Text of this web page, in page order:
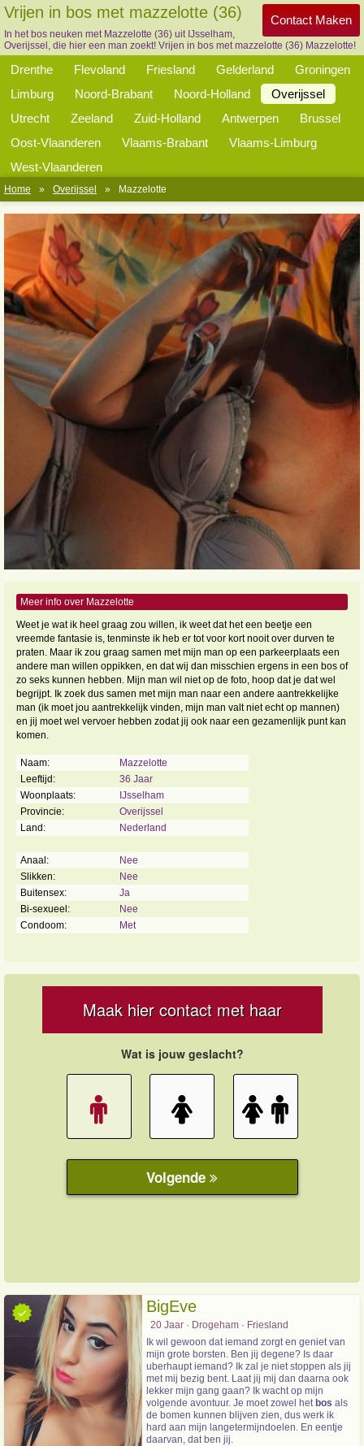
Contact Maken
Vrijen in bos met mazzelotte (36)
In het bos neuken met Mazzelotte (36) uit IJsselham,
Overijssel, die hier een man zoekt! Vrijen in bos met mazzelotte (36) Mazzelotte!
Drenthe Flevoland Friesland Gelderland
Groningen
Limburg
Noord-Brabant Noord-Holland
Overijssel
Utrecht
Zeeland Zuid-Holland Antwerpen
Brussel
Oost-Vlaanderen
Vlaams-Brabant
Vlaams-Limburg
West-Vlaanderen
Home » Overijssel » Mazzelotte
Meer info over Mazzelotte
Weet je wat ik heel graag zou willen, ik weet dat het een beetje een
vreemde fantasie is, tenminste ik heb er tot voor kort nooit over durven te
praten. Maar ik zou graag samen met mijn man op een parkeerplaats een
andere man willen oppikken, en dat wij dan misschien ergens in een bos of
zo seks kunnen hebben. Mijn man wil niet op de foto, hoop dat je dat wel
begrijpt. Ik zoek dus samen met mijn man naar een andere aantrekkelijke
man (ik moet jou aantrekkelijk vinden, mijn man valt niet echt op mannen)
en jij moet wel vervoer hebben zodat jij ook naar een gezamenlijk punt kan
komen.
Naam:
Mazzelotte
Leeftijd:
36 Jaar
Woonplaats:
IJsselham
Provincie:
Overijssel
Land:
Nederland
Anaal:
Nee
Slikken:
Nee
Buitensex:
Ja
Bi-sexueel:
Nee
Condoom:
Met
BigEve
20 Jaar · Drogeham · Friesland
Ik wil gewoon dat iemand zorgt en geniet van
mijn grote borsten. Ben jij degene? Is daar
uberhaupt iemand? Ik zal je niet stoppen als jij
met mij bezig bent. Laat jij mij dan daarna ook
lekker mijn gang gaan? Ik wacht op mijn
volgende avontuur. Je moet zowel het bos als
de bomen kunnen blijven zien, dus werk ik
hard aan mijn langetermijndoelen. En eentje
daarvan, dat ben jij.